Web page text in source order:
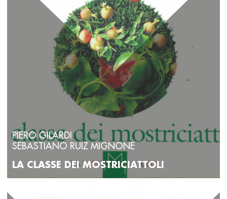
PIERO GILARDI
SEBASTIANO RUIZ MIGNONE
LA CLASSE DEI MOSTRICIATTOLI